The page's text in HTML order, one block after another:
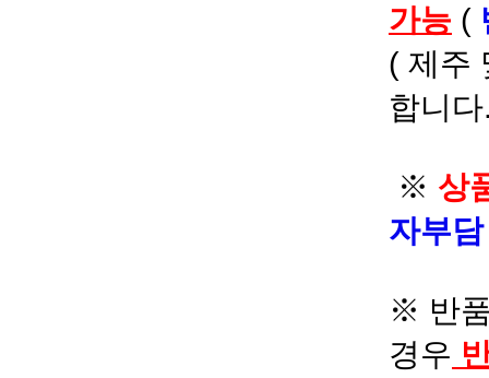
가능 (
( 제주
합니
※ 상
자부
※ 반
경우